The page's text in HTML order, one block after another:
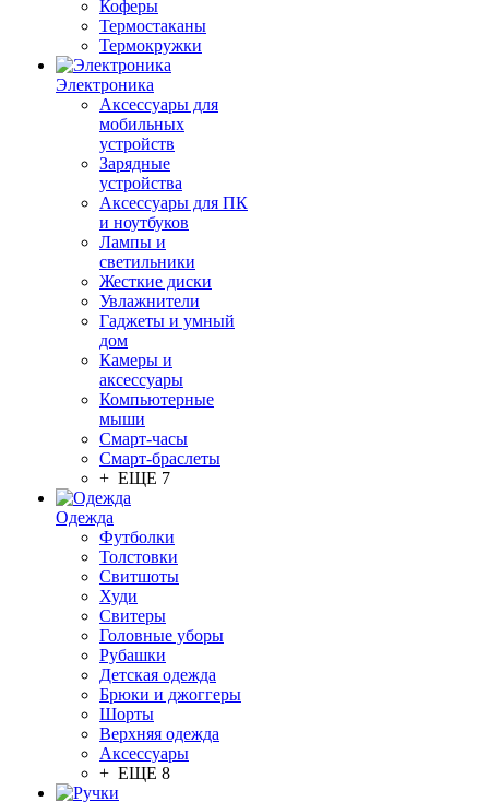
Коферы
Термостаканы
Термокружки
Электроника
Аксессуары для
мобильных
устройств
Зарядные
устройства
Аксессуары для ПК
и ноутбуков
Лампы и
светильники
Жесткие диски
Увлажнители
Гаджеты и умный
дом
Камеры и
аксессуары
Компьютерные
мыши
Смарт-часы
Смарт-браслеты
+ ЕЩЕ 7
Одежда
Футболки
Толстовки
Свитшоты
Худи
Свитеры
Головные уборы
Рубашки
Детская одежда
Брюки и джоггеры
Шорты
Верхняя одежда
Аксессуары
+ ЕЩЕ 8